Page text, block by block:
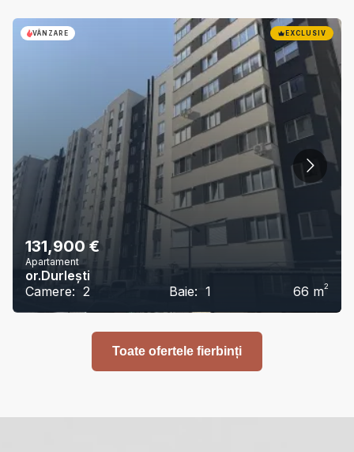
VÂNZARE EXCLUSIV
131,900€
Apartament
or.Durlești
Camere: 2 Baie: 1 66 m2
Toate ofertele fierbinți